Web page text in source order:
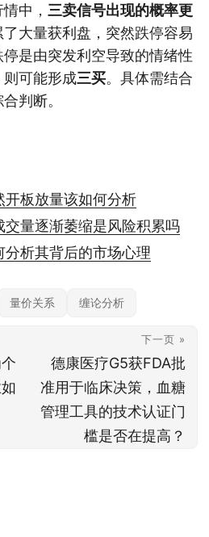
中， 三卖信号出现的概率更
大量获利盘，突然跌停容易
是由突发利空导致的情绪性
可能形成三买。具体需结合
判断。
板放量该如何分析
量逐渐萎缩是风险积累吗
析其背后的市场心理
量价关系 缠论分析
下一页 »
德康医疗G5获FDA批
准用于临床决策，血糖
管理工具的技术认证门
槛是否在提高？